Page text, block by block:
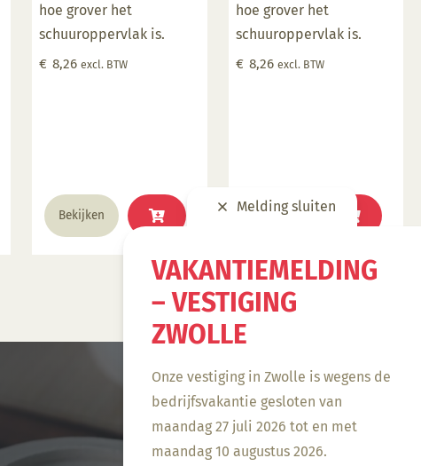
Melding sluiten
VAKANTIEMELDING
– VESTIGING
ZWOLLE
Onze vestiging in Zwolle is wegens de
bedrijfsvakantie gesloten van
maandag 27 juli 2026 tot en met
maandag 10 augustus 2026.
hoe grover het
schuuroppervlak is.
€ 8,26 excl. BTW
Bekijken
hoe grover het
schuuroppervlak is.
€ 8,26 excl. BTW
Bekijken